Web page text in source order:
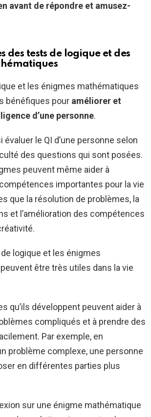
avant de répondre et amusez-
des tests de logique et des
et les énigmes mathématiques
bénéfiques pour améliorer et
d’une personne.
évaluer le QI d’une personne selon
des questions qui sont posées.
peuvent même aider à
importantes pour la vie
que la résolution de problèmes, la
et l’amélioration des compétences
logique et les énigmes
être très utiles dans la vie
qu’ils développent peuvent aider à
compliqués et à prendre des
Par exemple, en
problème complexe, une personne
en différentes parties plus
sur une énigme mathématique